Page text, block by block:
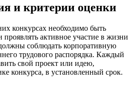
и критерии оценки
конкурсах необходимо быть
активное участие в жизни
соблюдать корпоративную
трудового распорядка. Каждый
свой проект или идею,
конкурса, в установленный срок.